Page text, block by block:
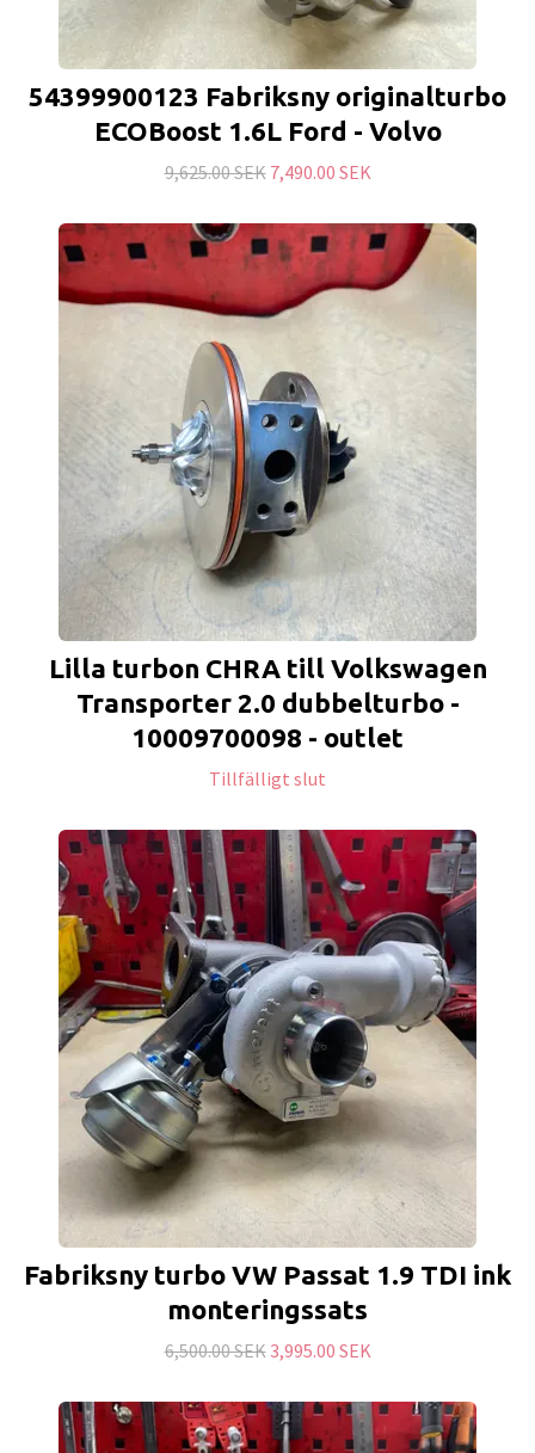
54399900123 Fabriksny originalturbo
ECOBoost 1.6L Ford - Volvo
9,625.00 SEK 7,490.00 SEK
Lilla turbon CHRA till Volkswagen
Transporter 2.0 dubbelturbo -
10009700098 - outlet
Tillfälligt slut
Fabriksny turbo VW Passat 1.9 TDI ink
monteringssats
6,500.00 SEK3,995.00 SEK